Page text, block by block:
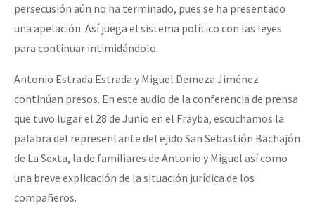
persecusión aún no ha terminado, pues se ha presentado
una apelación. Así juega el sistema político con las leyes
para continuar intimidándolo.
Antonio Estrada Estrada y Miguel Demeza Jiménez
continúan presos. En este audio de la conferencia de prensa
que tuvo lugar el 28 de Junio en el Frayba, escuchamos la
palabra del representante del ejido San Sebastión Bachajón
de La Sexta, la de familiares de Antonio y Miguel así como
una breve explicación de la situación jurídica de los
compañeros.